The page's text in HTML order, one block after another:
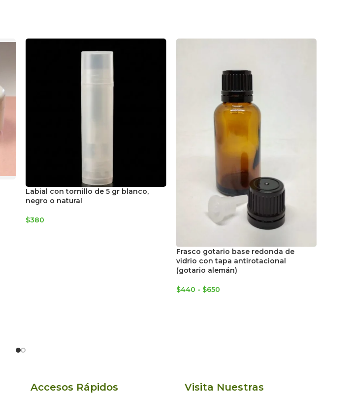
Labial con tornillo de 5 gr blanco,
negro o natural
$380
Frasco gotario base redonda de
vidrio con tapa antirotacional
(gotario alemán)
$440 - $650
Accesos Rápidos
Visita Nuestras